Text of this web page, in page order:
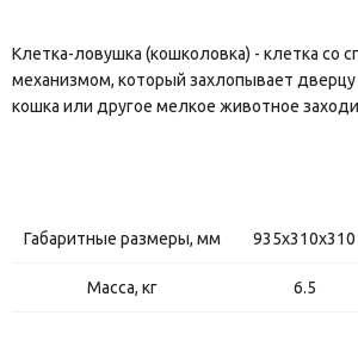
Клетка-ловушка (кошколовка) - клетка со
механизмом, который захлопывает дверцу
кошка или другое мелкое животное
Габаритные размеры, мм 935х310х310
Масса, кг 6.5